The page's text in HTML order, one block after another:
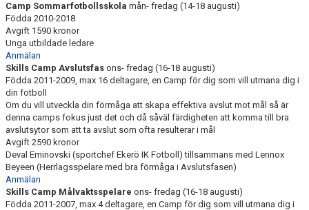
Camp Sommarfotbollsskola mån- fredag (14-18 augusti)
Födda 2010-2018
Avgift 1590 kronor
Unga utbildade ledare
Anmälan
Skills Camp Avslutsfas ons- fredag (16-18 augusti)
Födda 2011-2009, max 16 deltagare, en Camp för dig som vill utmana dig i
din fotboll
Om du vill utveckla din förmåga att skapa effektiva avslut mot mål så är
denna camps fokus just det och då såväl färdigheten att komma till bra
avslutsytor som att ta avslut som ofta resulterar i mål
Avgift 2590 kronor
Deval Eminovski (sportchef Ekerö IK Fotboll) tillsammans med Lennox
Beyeen (Herrlagsspelare med bra förmåga i Avslutsfasen)
Anmälan
Skills Camp Målvaktsspelare ons- fredag (16-18 augusti)
Födda 2011-2007, max 4 deltagare, en Camp för dig som vill utmana dig i